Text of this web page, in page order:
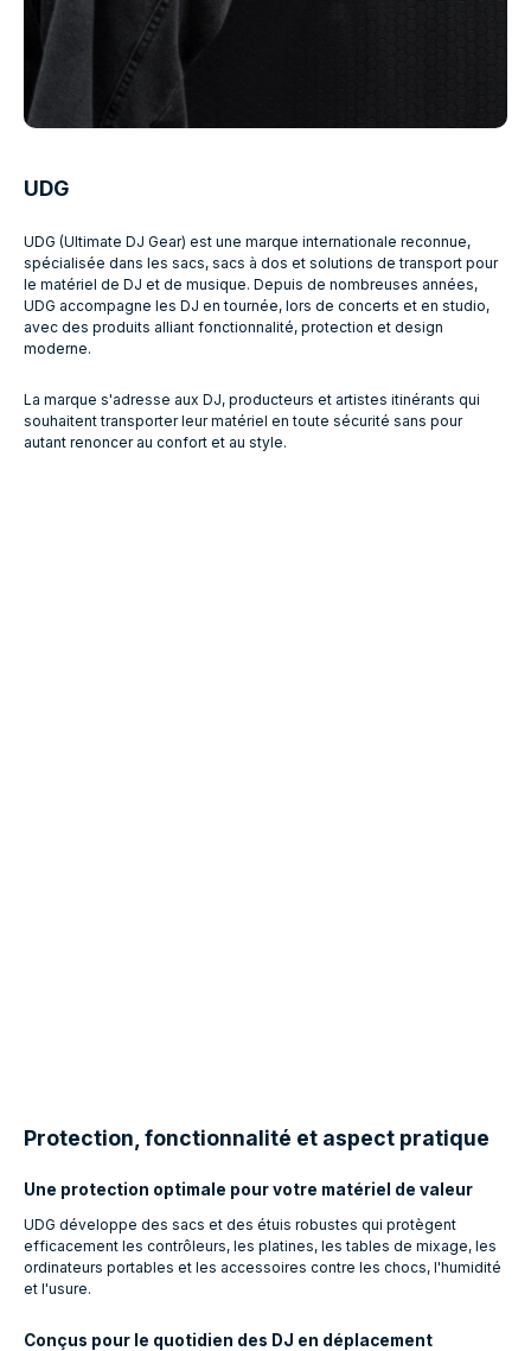
UDG
UDG (Ultimate DJ Gear) est une marque internationale reconnue,
spécialisée dans les sacs, sacs à dos et solutions de transport pour
le matériel de DJ et de musique. Depuis de nombreuses années,
UDG accompagne les DJ en tournée, lors de concerts et en studio,
avec des produits alliant fonctionnalité, protection et design
moderne.
La marque s'adresse aux DJ, producteurs et artistes itinérants qui
souhaitent transporter leur matériel en toute sécurité sans pour
autant renoncer au confort et au style.
Protection, fonctionnalité et aspect pratique
Une protection optimale pour votre matériel de valeur
UDG développe des sacs et des étuis robustes qui protègent
efficacement les contrôleurs, les platines, les tables de mixage, les
ordinateurs portables et les accessoires contre les chocs, l'humidité
et l'usure.
Conçus pour le quotidien des DJ en déplacement